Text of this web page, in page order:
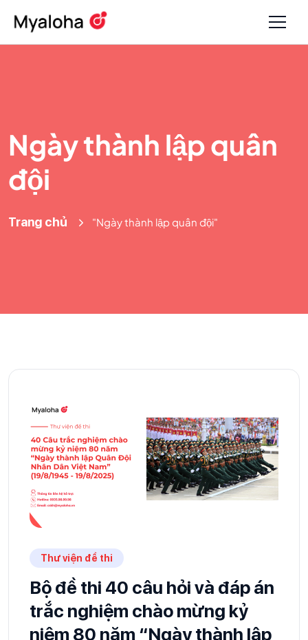
Ngày thành lập quân
đội
Trang chủ "Ngày thành lập quân đội"
Thư viện đề thi
Bộ đề thi 40 câu hỏi và đáp án
trắc nghiệm chào mừng kỷ
niệm 80 năm “Ngày thành lập